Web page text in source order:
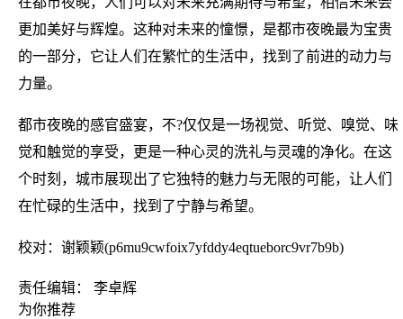
更加美好与辉煌。这种对未来的憧憬，是都市夜晚最为宝贵
的一部分，它让人们在繁忙的生活中，找到了前进的动力与
力量。
都市夜晚的感官盛宴，不?仅仅是一场视觉、听觉、嗅觉、味
觉和触觉的享受，更是一种心灵的洗礼与灵魂的净化。在这
个时刻，城市展现出了它独特的魅力与无限的可能，让人们
在忙碌的生活中，找到了宁静与希望。
校对：谢颖颖(p6mu9cwfoix7yfddy4eqtueborc9vr7b9b)
责任编辑： 李卓辉
为你推荐